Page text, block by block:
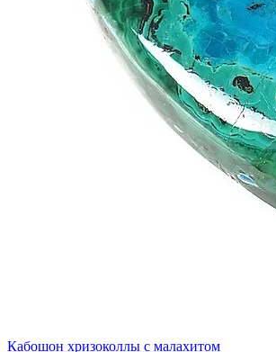
Кабошон хризоколлы с малахитом